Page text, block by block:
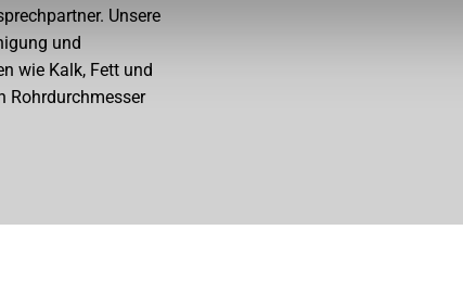
Unsere
und
wie Kalk, Fett und
Rohrdurchmesser